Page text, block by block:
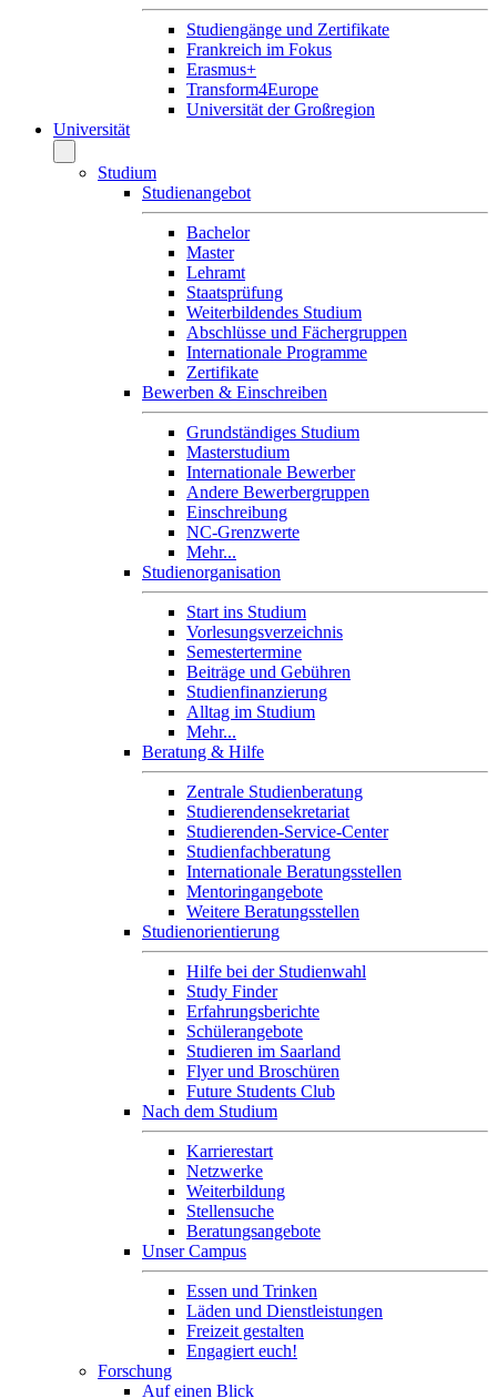
Studiengänge und Zertifikate
Frankreich im Fokus
Erasmus+
Transform4Europe
Universität der Großregion
Universität
Studium
Studienangebot
Bachelor
Master
Lehramt
Staatsprüfung
Weiterbildendes Studium
Abschlüsse und Fächergruppen
Internationale Programme
Zertifikate
Bewerben & Einschreiben
Grundständiges Studium
Masterstudium
Internationale Bewerber
Andere Bewerbergruppen
Einschreibung
NC-Grenzwerte
Mehr...
Studienorganisation
Start ins Studium
Vorlesungsverzeichnis
Semestertermine
Beiträge und Gebühren
Studienfinanzierung
Alltag im Studium
Mehr...
Beratung & Hilfe
Zentrale Studienberatung
Studierendensekretariat
Studierenden-Service-Center
Studienfachberatung
Internationale Beratungsstellen
Mentoringangebote
Weitere Beratungsstellen
Studienorientierung
Hilfe bei der Studienwahl
Study Finder
Erfahrungsberichte
Schülerangebote
Studieren im Saarland
Flyer und Broschüren
Future Students Club
Nach dem Studium
Karrierestart
Netzwerke
Weiterbildung
Stellensuche
Beratungsangebote
Unser Campus
Essen und Trinken
Läden und Dienstleistungen
Freizeit gestalten
Engagiert euch!
Forschung
Auf einen Blick